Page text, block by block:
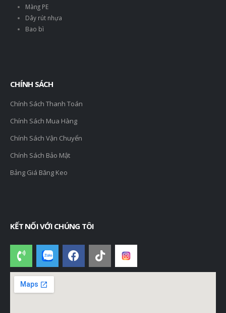
Màng PE
Dây rút nhựa
Bao bì
CHÍNH SÁCH
Chính Sách Thanh Toán
Chính Sách Mua Hàng
Chính Sách Vận Chuyển
Chính Sách Bảo Mật
Bảng Giá Băng Keo
KẾT NỐI VỚI CHÚNG TÔI